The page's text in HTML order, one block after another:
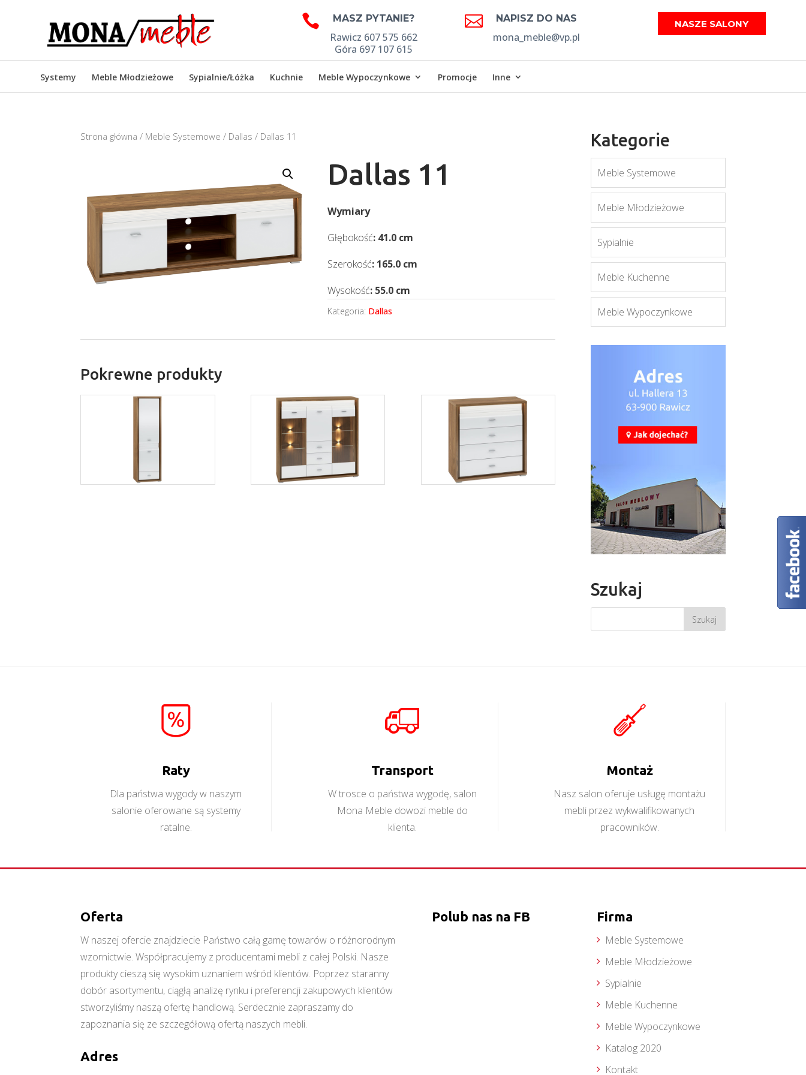
 MASZ PYTANIE?
Rawicz 607 575 662
Góra 697 107 615
 NAPISZ DO NAS
mona_meble@vp.pl
NASZE SALONY
Systemy Meble Młodzieżowe Sypialnie/Łóżka Kuchnie Meble Wypoczynkowe Promocje Inne
Strona główna / Meble Systemowe / Dallas / Dallas 11
Dallas 11
Wymiary
Głębokość: 41.0 cm
Szerokość: 165.0 cm
Wysokość: 55.0 cm
Kategoria: Dallas
Pokrewne produkty
Kategorie
Meble Systemowe
Meble Młodzieżowe
Sypialnie
Meble Kuchenne
Meble Wypoczynkowe
Szukaj
Raty
Dla państwa wygody w naszym
salonie oferowane są systemy
ratalne.
Transport
W trosce o państwa wygodę, salon
Mona Meble dowozi meble do
klienta.
Montaż
Nasz salon oferuje usługę montażu
mebli przez wykwalifikowanych
pracowników.
Oferta
W naszej ofercie znajdziecie Państwo całą gamę towarów o różnorodnym
wzornictwie. Współpracujemy z producentami mebli z całej Polski. Nasze
produkty cieszą się wysokim uznaniem wśród klientów. Poprzez staranny
dobór asortymentu, ciągłą analizę rynku i preferencji zakupowych klientów
stworzyliśmy naszą ofertę handlową. Serdecznie zapraszamy do
zapoznania się ze szczegółową ofertą naszych mebli.
Adres
Polub nas na FB Firma
Meble Systemowe
Meble Młodzieżowe
Sypialnie
Meble Kuchenne
Meble Wypoczynkowe
Katalog 2020
Kontakt